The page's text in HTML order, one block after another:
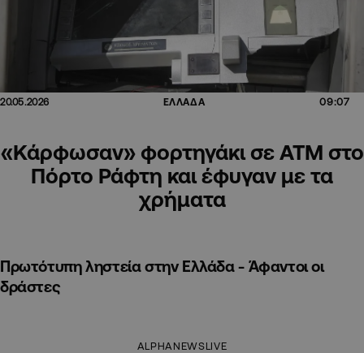
20.05.2026 ΕΛΛΑΔΑ 09:07
«Κάρφωσαν» φορτηγάκι σε ΑΤΜ στο
Πόρτο Ράφτη και έφυγαν με τα
χρήματα
Πρωτότυπη ληστεία στην Ελλάδα - Άφαντοι οι
δράστες
ALPHANEWSLIVE